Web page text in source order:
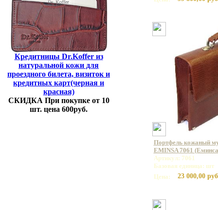
Кредитницы Dr.Koffer из
натуральной кожи для
проездного билета, визиток и
кредитных карт(черная и
красная)
СКИДКА При покупке от 10
шт. цена 600руб.
Портфель кожаный
EMINSA 7061
Артикул: 7061
Базовая единица: шт
Цена:
23 000,00